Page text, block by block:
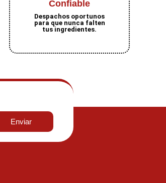
Confiable
Despachos oportunos
para que nunca falten
tus ingredientes.
Enviar